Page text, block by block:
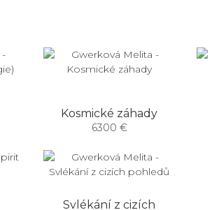
Kosmické záhady
6300 €
Svlékání z cizích